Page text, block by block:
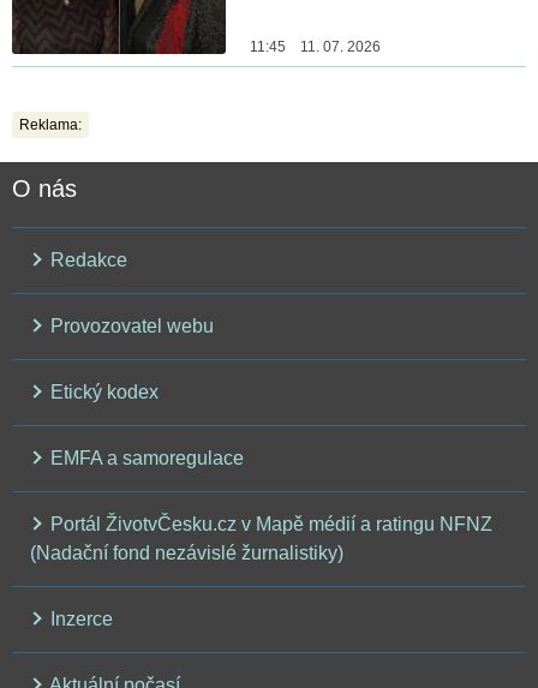
11:45 11. 07. 2026
Reklama:
O nás
Redakce
Provozovatel webu
Etický kodex
EMFA a samoregulace
Portál ŽivotvČesku.cz v Mapě médií a ratingu NFNZ
(Nadační fond nezávislé žurnalistiky)
Inzerce